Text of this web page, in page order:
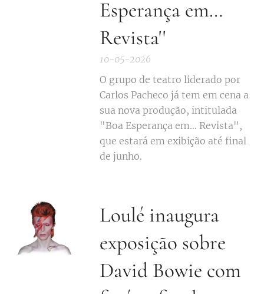
Esperança em…
Revista''
10-05-2026
O grupo de teatro liderado por
Carlos Pacheco já tem em cena a
sua nova produção, intitulada
"Boa Esperança em… Revista",
que estará em exibição até final
de junho.
Loulé inaugura
exposição sobre
David Bowie com